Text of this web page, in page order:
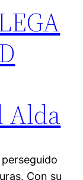
Alda
Con su